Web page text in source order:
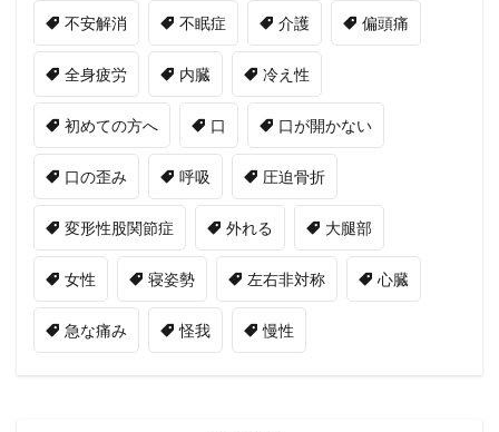
不安解消 不眠症 介護 偏頭痛
全身疲労 内臓 冷え性
初めての方へ 口 口が開かない
口の歪み 呼吸 圧迫骨折
変形性股関節症 外れる 大腿部
女性 寝姿勢 左右非対称 心臓
急な痛み 怪我 慢性